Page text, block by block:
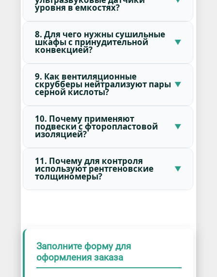
уровня в емкостях?
8. Для чего нужны сушильные
шкафы с принудительной
конвекцией?
9. Как вентиляционные
скрубберы нейтрализуют пары
серной кислоты?
10. Почему применяют
подвески с фторопластовой
изоляцией?
11. Почему для контроля
используют рентгеновские
толщиномеры?
Заполните форму для
оформления заказа